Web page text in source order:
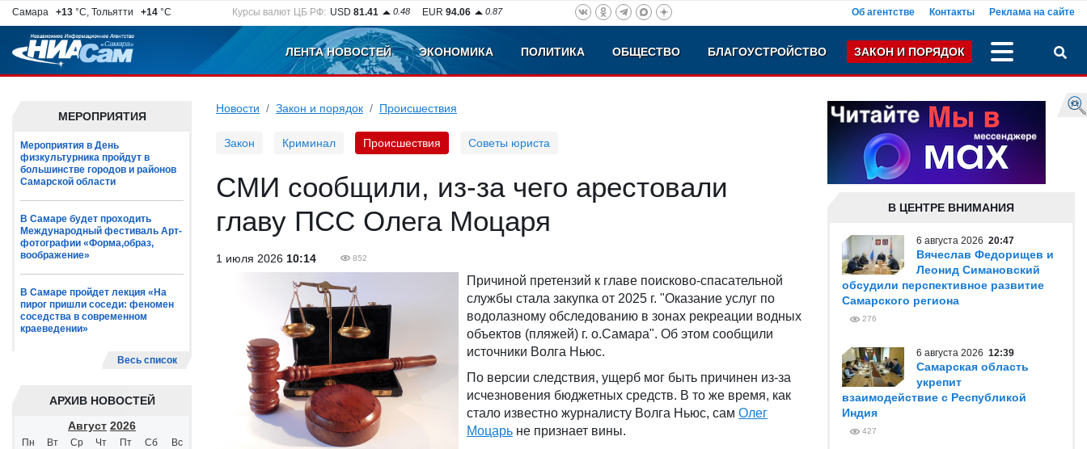
Самара +13 °C, Тольятти +14 °C Курсы валют ЦБ РФ: USD 81.41 0.48 EUR 94.06 0.87 Об агентстве Контакты Реклама на сайте
ЛЕНТА НОВОСТЕЙ ЭКОНОМИКА ПОЛИТИКА ОБЩЕСТВО БЛАГОУСТРОЙСТВО ЗАКОН И ПОРЯДОК
МЕРОПРИЯТИЯ
Мероприятия в День
физкультурника пройдут в
большинстве городов и районов
Самарской области
В Самаре будет проходить
Международный фестиваль Арт-
фотографии «Форма,образ,
воображение»
В Самаре пройдет лекция «На
пирог пришли соседи: феномен
соседства в современном
краеведении»
Весь список
АРХИВ НОВОСТЕЙ
Август 2026
Пн Вт Ср Чт Пт Сб
Вс
Новости Закон и порядок Происшествия
Закон Криминал Происшествия Советы юриста
СМИ сообщили, из-за чего арестовали
главу ПСС Олега Моцаря
1 июля 2026 10:14 852
Причиной претензий к главе поисково-спасательной
службы стала закупка от 2025 г. "Оказание услуг по
водолазному обследованию в зонах рекреации водных
объектов (пляжей) г. о.Самара". Об этом сообщили
источники Волга Ньюс.
По версии следствия, ущерб мог быть причинен из-за
исчезновения бюджетных средств. В то же время, как
стало известно журналисту Волга Ньюс, сам Олег
Моцарь не признает вины.
В ЦЕНТРЕ ВНИМАНИЯ
6 августа 2026 20:47
Вячеслав Федорищев и
Леонид Симановский
обсудили перспективное развитие
Самарского региона
276
6 августа 2026 12:39
Самарская область
укрепит
взаимодействие с Республикой
Индия
427